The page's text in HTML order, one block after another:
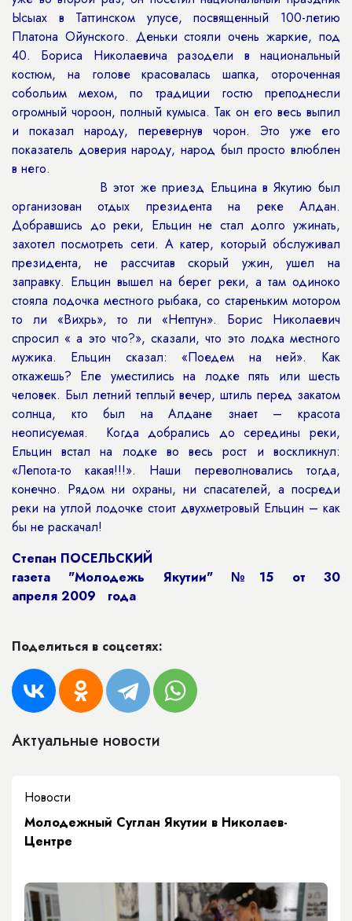
Ысыах в Таттинском улусе, посвященный 100-летию
Платона Ойунского. Деньки стояли очень жаркие, под
40. Бориса Николаевича разодели в национальный
костюм, на голове красовалась шапка, отороченная
собольим мехом, по традиции гостю преподнесли
огромный чороон, полный кумыса. Так он его весь выпил
и показал народу, перевернув чорон. Это уже его
показатель доверия народу, народ был просто влюблен
в него.
В этот же приезд Ельцина в Якутию был
организован отдых президента на реке Алдан.
Добравшись до реки, Ельцин не стал долго ужинать,
захотел посмотреть сети. А катер, который обслуживал
президента, не рассчитав скорый ужин, ушел на
заправку. Ельцин вышел на берег реки, а там одиноко
стояла лодочка местного рыбака, со стареньким мотором
то ли «Вихрь», то ли «Нептун». Борис Николаевич
спросил « а это что?», сказали, что это лодка местного
мужика. Ельцин сказал: «Поедем на ней». Как
откажешь? Еле уместились на лодке пять или шесть
человек. Был летний теплый вечер, штиль перед закатом
солнца, кто был на Алдане знает – красота
неописуемая. Когда добрались до середины реки,
Ельцин встал на лодке во весь рост и воскликнул:
«Лепота-то какая!!!». Наши переволновались тогда,
конечно. Рядом ни охраны, ни спасателей, а посреди
реки на утлой лодочке стоит двухметровый Ельцин – как
бы не раскачал!
Степан ПОСЕЛЬСКИЙ
газета "Молодежь Якутии" №15 от 30
апреля 2009 года
Поделиться в соцсетях:
Актуальные новости
Новости
Молодежный Суглан Якутии в Николаев-
Центре